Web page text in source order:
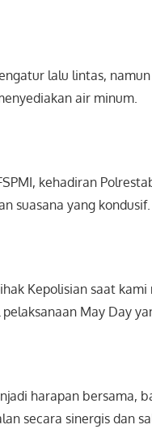
lalu lintas,
air minum.
kehadiran
suasana yang kondusif.
Kepolisian saat
May Day
harapan bersama,
secara sinergis dan